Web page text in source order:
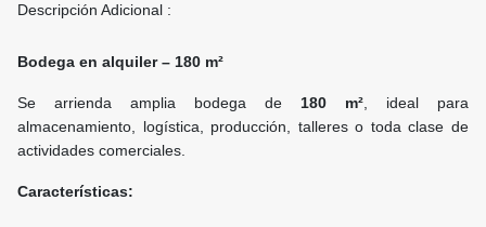
Descripción Adicional :
Bodega en alquiler – 180 m²
Se arrienda amplia bodega de 180 m² , ideal para
almacenamiento, logística, producción, talleres o toda clase de
actividades comerciales.
Características: